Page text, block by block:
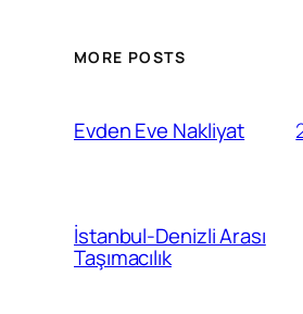
MORE POSTS
Evden Eve Nakliyat
İstanbul-Denizli Arası
Taşımacılık